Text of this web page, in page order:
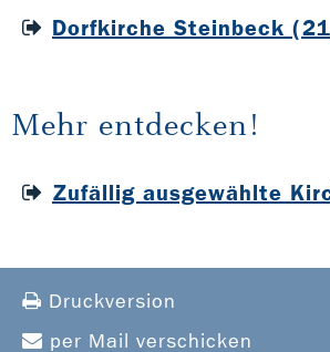
Dorfkirche Steinbeck
Mehr entdecken!
Zufällig ausgewählte
Druckversion
per Mail verschicken